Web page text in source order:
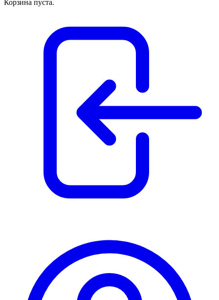
Корзина пуста.